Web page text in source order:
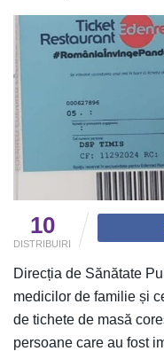
10
DISTRIBUIRI
Direcția de Sănătate
medicilor de familie și
de tichete de masă
persoane care au fost